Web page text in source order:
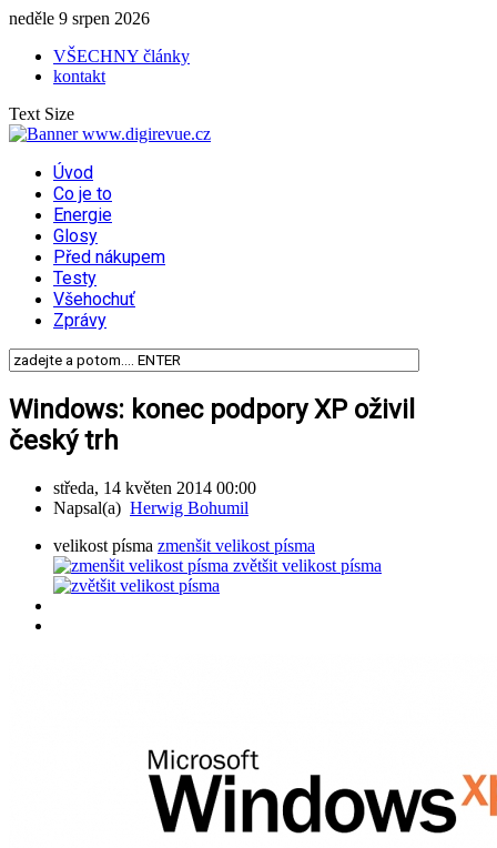
neděle 9 srpen 2026
VŠECHNY články
kontakt
Text Size
Úvod
Co je to
Energie
Glosy
Před nákupem
Testy
Všehochuť
Zprávy
Windows: konec podpory XP oživil
český trh
středa, 14 květen 2014 00:00
Napsal(a) Herwig Bohumil
velikost písma zmenšit velikost písma
zvětšit velikost písma